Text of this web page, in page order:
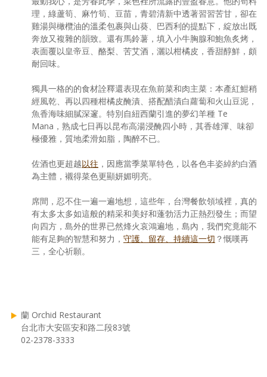
理，綠蘆筍、麻竹筍、豆苗，青碧清新中透著習習苦甘，卻在
雞湯與橄欖油的溫柔包裹與山葵、巴西利的提點下，綻放出既
奔放又複雜的韻致。還有馬鈴薯，填入小牛胸腺和鮑魚炙烤，
表面覆以皇帝豆、酪梨、苦艾酒，灑以柑橘皮，香甜醇鮮，頗
耐回味。
獨具一格的的食材詮釋還表現在魚前菜和肉主菜：本產紅魽稍
經風乾、再以四種柑橘皮醃漬、搭配醋漬白蘿蔔和火山豆泥，
魚香海味細膩深邃。特別自紐西蘭引進的夢幻羊種 Te
Mana，熟成七日再以昆布高湯浸醃四小時，其香雄渾、味卻
極優雅，質地柔滑如脂，陶醉不已。
佐酒也更超越以往 ，因應當季菜單特色，以各色丰姿綽約白酒
為主體，襯得菜色更顯妍媚明亮。
席間，忍不住一遍一遍地想，這些年，台灣餐飲領域裡，真的
有太多太多如這般的精采和美好和蓬勃活力正熱烈發生；而望
向四方，島外的世界已然烽火哀鴻遍地，島內，我們究竟能不
能有足夠的智慧和努力， 守護、留存、持續這一切 ？慨嘆再
三，全心祈願。
蘭 Orchid Restaurant
台北市大安區安和路二段83號
02-2378-3333